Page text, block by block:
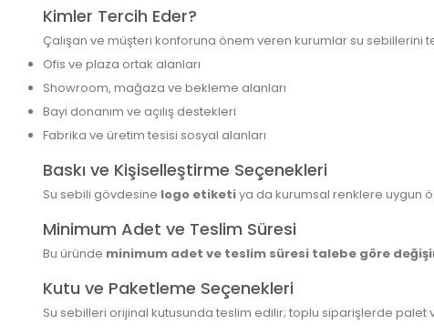
Kimler Tercih Eder?
Çalışan ve müşteri konforuna önem veren kurumlar su sebillerini
Ofis ve plaza ortak alanları
Showroom, mağaza ve bekleme alanları
Bayi donanım ve açılış destekleri
Fabrika ve üretim tesisi sosyal alanları
Baskı ve Kişiselleştirme Seçenekleri
Su sebili gövdesine logo etiketiya da kurumsal renklere uygun
Minimum Adet ve Teslim Süresi
Bu üründe minimum adet ve teslim süresi talebe göre
Kutu ve Paketleme Seçenekleri
Su sebilleri orijinal kutusunda teslim edilir; toplu siparişlerde